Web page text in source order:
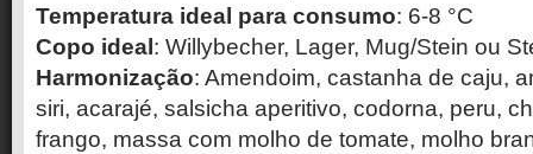
Temperatura ideal para consumo: 6-8 °C
Copo ideal : Willybecher, Lager, Mug/Stein ou
Harmonização: Amendoim, castanha de caju,
siri, acarajé, salsicha aperitivo, codorna, peru,
frango, massa com molho de tomate, molho